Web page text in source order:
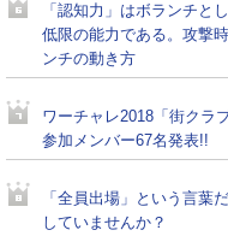
「認知力」はボランチと
低限の能力である。攻撃
ンチの動き方
ワーチャレ2018「街クラ
参加メンバー67名発表!!
「全員出場」という言葉
していませんか？